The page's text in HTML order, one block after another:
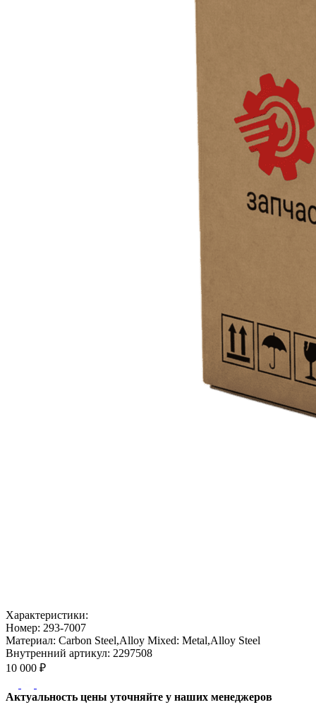
Характеристики:
Номер: 293-7007
Материал: Carbon Steel,Alloy Mixed: Metal,Alloy Steel
Внутренний артикул: 2297508
10 000 ₽
Актуальность цены уточняйте у наших менеджеров